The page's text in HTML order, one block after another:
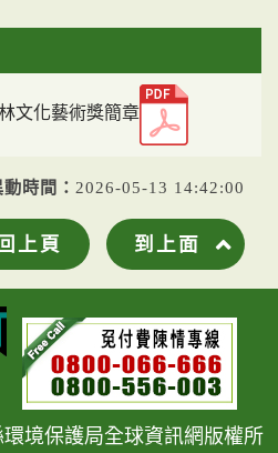
文化藝術獎簡章
時間： 2026-05-13 14:42:00
回上頁 到上面
境保護局全球資訊網版權所